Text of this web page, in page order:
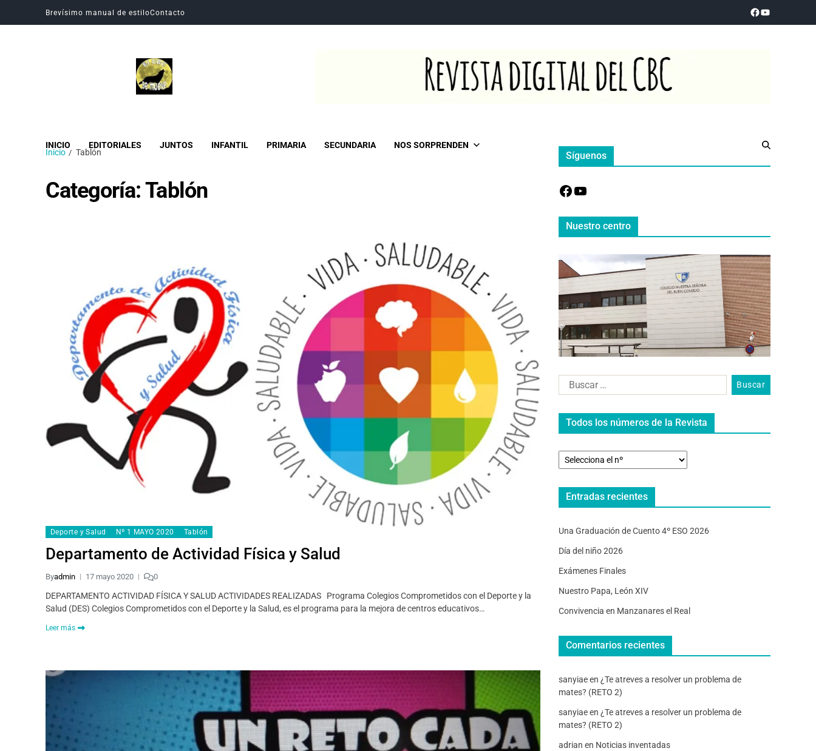
Brevísimo manual de estiloContacto
INICIO EDITORIALES JUNTOS INFANTIL PRIMARIA SECUNDARIA NOS SORPRENDEN
Inicio Tablón
Categoría:Tablón
Deporte y Salud Nº 1 MAYO 2020 Tablón
Departamento de Actividad Física y Salud
Byadmin 17 mayo 2020 0
DEPARTAMENTO ACTIVIDAD FÍSICA Y SALUD ACTIVIDADES REALIZADAS Programa Colegios Comprometidos con el Deporte y la
Salud (DES) Colegios Comprometidos con el Deporte y la Salud, es el programa para la mejora de centros educativos…
Leer más
Síguenos
Nuestro centro
Todos los números de la Revista
Entradas recientes
Una Graduación de Cuento 4º ESO 2026
Día del niño 2026
Exámenes Finales
Nuestro Papa, León XIV
Convivencia en Manzanares el Real
Comentarios recientes
sanyiaeen ¿Te atreves a resolver un problema de
mates? (RETO 2)
sanyiaeen ¿Te atreves a resolver un problema de
mates? (RETO 2)
adrian en Noticias inventadas